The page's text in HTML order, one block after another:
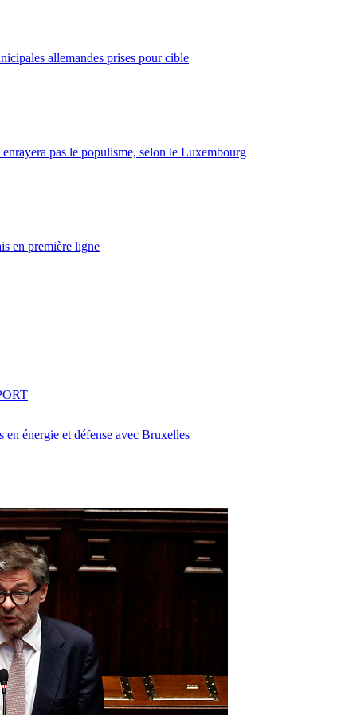
allemandes prises pour cible
pas le populisme, selon le Luxembourg
en première ligne
en énergie et défense avec Bruxelles